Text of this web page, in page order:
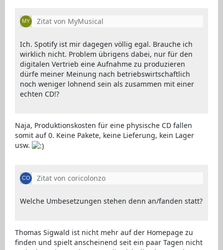
Zitat von MyMusical
Ich. Spotify ist mir dagegen völlig egal. Brauche ich
wirklich nicht. Problem übrigens dabei, nur für den
digitalen Vertrieb eine Aufnahme zu produzieren
dürfe meiner Meinung nach betriebswirtschaftlich
noch weniger lohnend sein als zusammen mit einer
echten CD!?
Naja, Produktionskosten für eine physische CD fallen
somit auf 0. Keine Pakete, keine Lieferung, kein Lager
usw.
Zitat von coricolonzo
Welche Umbesetzungen stehen denn an/fanden statt?
Thomas Sigwald ist nicht mehr auf der Homepage zu
finden und spielt anscheinend seit ein paar Tagen nicht